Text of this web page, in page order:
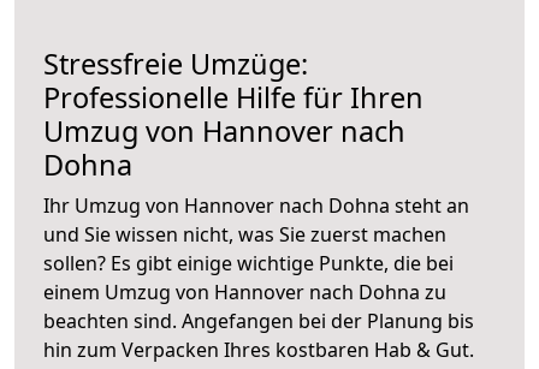
Stressfreie Umzüge:
Professionelle Hilfe für Ihren
Umzug von Hannover nach
Dohna
Ihr Umzug von Hannover nach Dohna steht an
und Sie wissen nicht, was Sie zuerst machen
sollen? Es gibt einige wichtige Punkte, die bei
einem Umzug von Hannover nach Dohna zu
beachten sind. Angefangen bei der Planung bis
hin zum Verpacken Ihres kostbaren Hab & Gut.